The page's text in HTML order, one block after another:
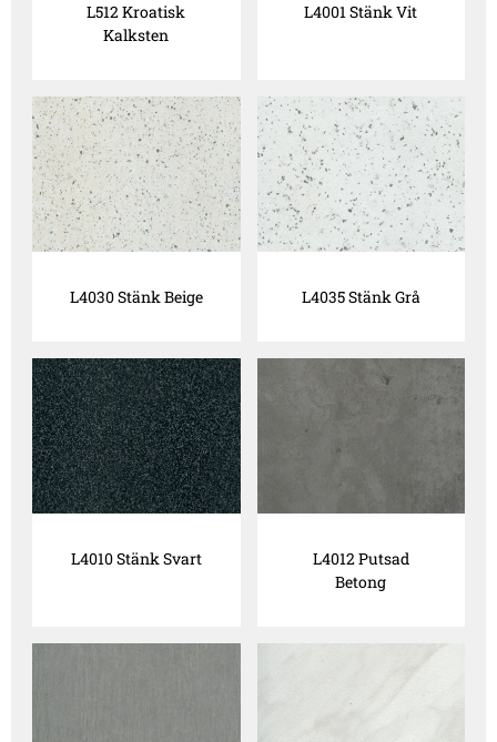
L512 Kroatisk
Kalksten
L4001 Stänk Vit
L4030 Stänk Beige L4035 Stänk Grå
L4010 Stänk Svart
L4012 Putsad
Betong